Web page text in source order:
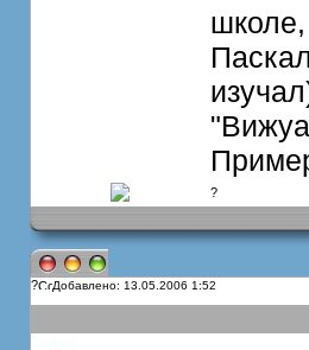
?
? Добавлено: 13.05.2006 1:52